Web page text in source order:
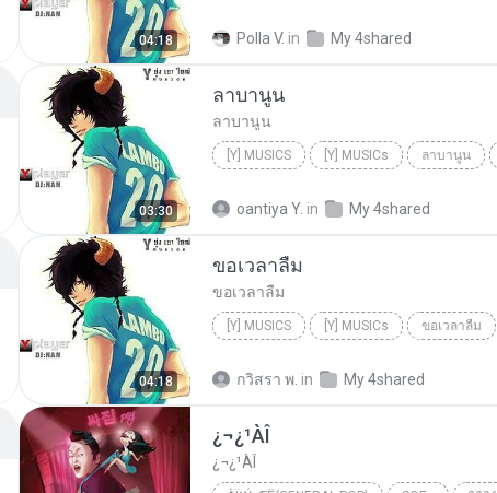
04:18 Polla V. in My 4shared
03:30
ลาบานูน
ลาบานูน
[Y] MUSICS [Y] MUSICs ลาบานูน
oantiya Y. in My 4shared
04:18
ขอเวลาลืม
ขอเวลาลืม
[Y] MUSICS [Y] MUSICs ขอเวลาลืม
กวิสรา พ. in My 4shared
¿¬¿¹ÀÎ
¿¬¿¹ÀÎ